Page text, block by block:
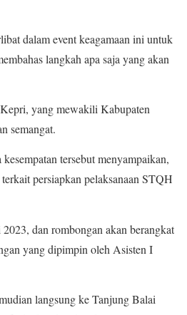
dalam event keagamaan ini untuk
langkah apa saja yang akan
yang mewakili Kabupaten
semangat.
tersebut menyampaikan,
persiapkan pelaksanaan STQH
dan rombongan akan berangkat
yang dipimpin oleh Asisten I
langsung ke Tanjung Balai